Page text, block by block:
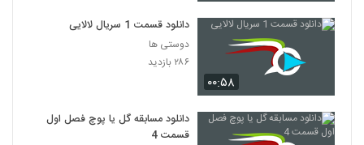
۰۰:۵۸
دانلود قسمت 1 سریال لالایی
دوستی ها
۲۸۶ بازدید
دانلود مسابقه گل یا پوچ فصل اول
قسمت 4